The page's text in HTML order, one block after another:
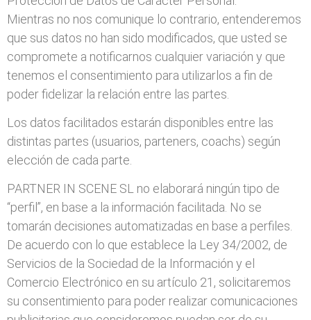
Mientras no nos comunique lo contrario, entenderemos
que sus datos no han sido modificados, que usted se
compromete a notificarnos cualquier variación y que
tenemos el consentimiento para utilizarlos a fin de
poder fidelizar la relación entre las partes.
Los datos facilitados estarán disponibles entre las
distintas partes (usuarios, parteners, coachs) según
elección de cada parte.
PARTNER IN SCENE SL no elaborará ningún tipo de
“perfil”, en base a la información facilitada. No se
tomarán decisiones automatizadas en base a perfiles.
De acuerdo con lo que establece la Ley 34/2002, de
Servicios de la Sociedad de la Información y el
Comercio Electrónico en su artículo 21, solicitaremos
su consentimiento para poder realizar comunicaciones